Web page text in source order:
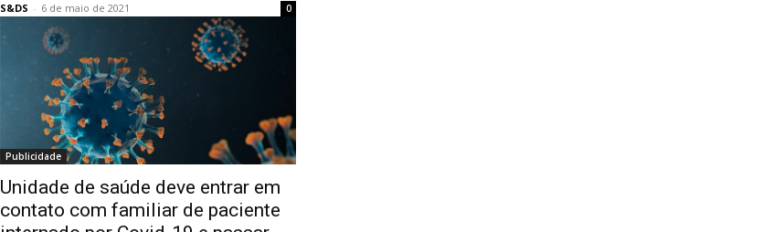
S&DS - 6 de maio de 2021 0
Publicidade
Unidade de saúde deve entrar em
contato com familiar de paciente